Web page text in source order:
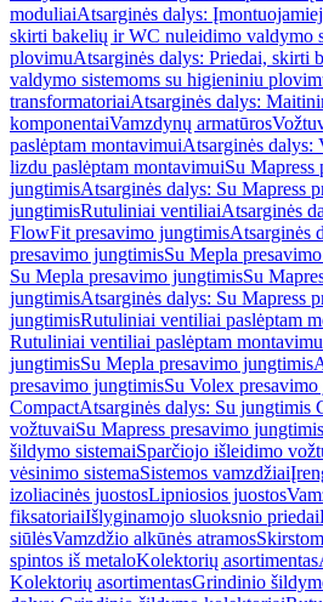
moduliaiAtsarginės dalys:
skirti bakelių ir WC nuleidimo valdymo
plovimuAtsarginės dalys: Priedai, skirti
valdymo sistemoms su higieniniu
transformatoriaiAtsarginės dalys:
komponentaiVamzdynų armatūros
paslėptam montavimuiAtsarginės dalys:
lizdu paslėptam montavimuiSu Mapress
jungtimisAtsarginės dalys: Su Mapress
jungtimisRutuliniai ventiliaiAtsarginės
FlowFit presavimo jungtimisAtsarginės
presavimo jungtimisSu Mepla
Su Mepla presavimo jungtimisSu
jungtimisAtsarginės dalys: Su Mapress
jungtimisRutuliniai ventiliai paslėptam
Rutuliniai ventiliai paslėptam
jungtimisSu Mepla presavimo jungtimis
presavimo jungtimisSu Volex
CompactAtsarginės dalys: Su jungtimis
vožtuvaiSu Mapress presavimo jungtimis
šildymo sistemaiSparčiojo išleidimo
vėsinimo sistemaSistemos vamzdžiai
izoliacinės juostosLipniosios juostos
fiksatoriaiIšlyginamojo sluoksnio priedai
siūlėsVamzdžio alkūnės atramos
spintos iš metaloKolektorių asortimentas
Kolektorių asortimentasGrindinio